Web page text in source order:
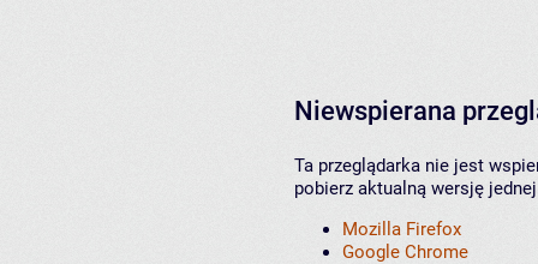
Niewspierana
Ta przeglądarka nie jest
pobierz aktualną wersję
Mozilla Firefox
Google Chrome